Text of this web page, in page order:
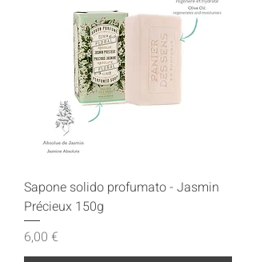
Sapone solido profumato - Jasmin
Précieux 150g
Prezzo
6,00 €